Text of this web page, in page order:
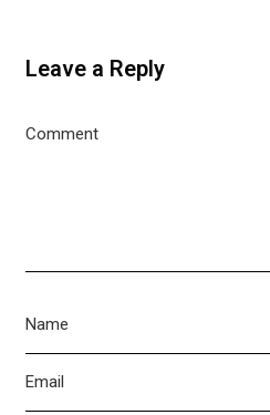
Leave a Reply